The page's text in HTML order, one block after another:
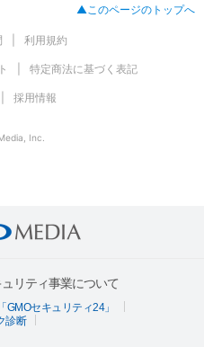
▲このページのトップへ
利用規約
特定商法に基づく表記
採用情報
Inc.
リティ事業について
セキュリティ24」
診断